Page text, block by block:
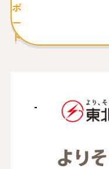
ポ
ー
ト